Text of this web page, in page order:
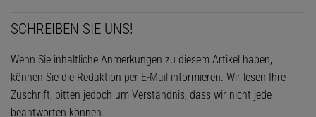
SCHREIBEN SIE UNS!
Wenn Sie inhaltliche Anmerkungen zu diesem Artikel haben,
können Sie die Redaktion per E-Mail informieren. Wir lesen Ihre
Zuschrift, bitten jedoch um Verständnis, dass wir nicht jede
beantworten können.